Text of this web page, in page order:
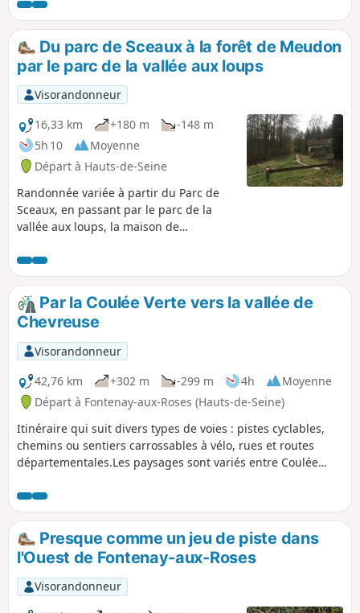
et les quatre parcs boisés traversés apportent une
indéniable touche de verdure à ce parcours urbain.
Du parc de Sceaux à la forêt de Meudon
par le parc de la vallée aux loups
Visorandonneur
16,33 km
+180 m
-148 m
5h 10
Moyenne
Départ à Hauts-de-Seine
Randonnée variée à partir du Parc de
Sceaux, en passant par le parc de la
vallée aux loups, la maison de
Plessis-Robinson et ses jardins ouvriers
et sa rivière, qui chemine aux pieds des
immeubles. Pour finir par un parcours à
travers la forêt de Meudon.
Par la Coulée Verte vers la vallée de
Chevreuse
Visorandonneur
42,76 km
+302 m -299 m 4h
Moyenne
Départ à Fontenay-aux-Roses (Hauts-de-Seine)
Itinéraire qui suit divers types de voies : pistes cyclables,
chemins ou sentiers carrossables à vélo, rues et routes
départementales.Les paysages sont variés entre Coulée
plateau de Saclay, ou encore Bois de Verrières.Deux côtes
d'un à deux kilomètres rendent "Moyenne" la difficulté de
cet itinéraire d'environ 40 km ; il nécessite donc un
minimum de pratique du vélo.
Presque comme un jeu de piste dans
l'Ouest de Fontenay-aux-Roses
Visorandonneur